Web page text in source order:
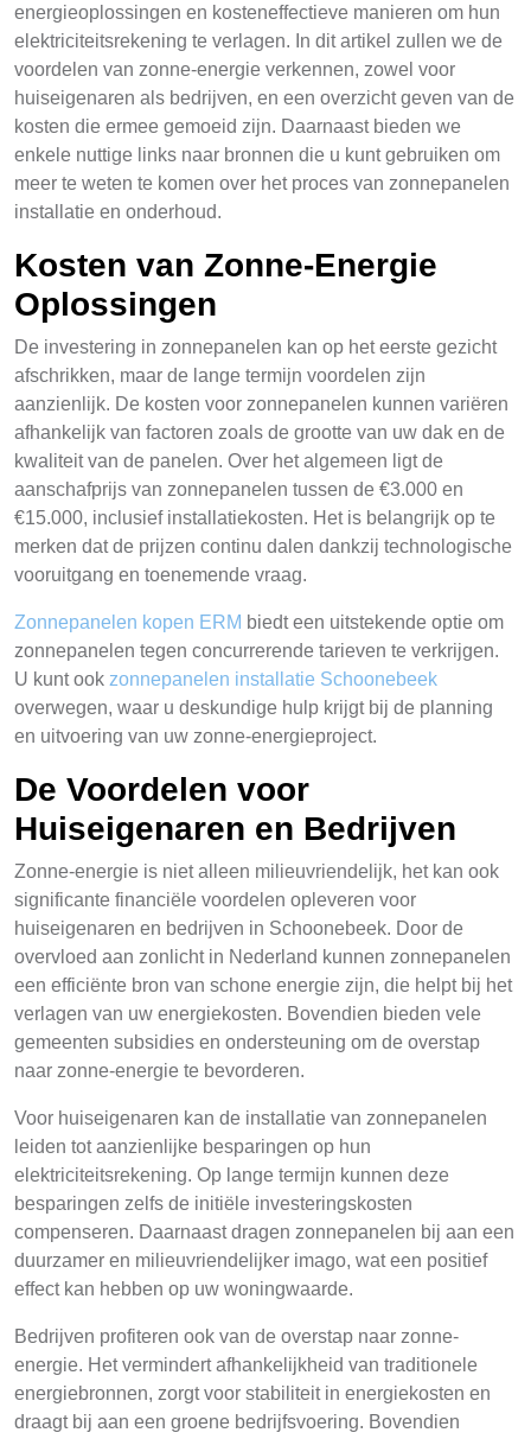
energieoplossingen en kosteneffectieve manieren om hun
elektriciteitsrekening te verlagen. In dit artikel zullen we de
voordelen van zonne-energie verkennen, zowel voor
huiseigenaren als bedrijven, en een overzicht geven van de
kosten die ermee gemoeid zijn. Daarnaast bieden we
enkele nuttige links naar bronnen die u kunt gebruiken om
meer te weten te komen over het proces van zonnepanelen
installatie en onderhoud.
Kosten van Zonne-Energie
Oplossingen
De investering in zonnepanelen kan op het eerste gezicht
afschrikken, maar de lange termijn voordelen zijn
aanzienlijk. De kosten voor zonnepanelen kunnen variëren
afhankelijk van factoren zoals de grootte van uw dak en de
kwaliteit van de panelen. Over het algemeen ligt de
aanschafprijs van zonnepanelen tussen de €3.000 en
€15.000, inclusief installatiekosten. Het is belangrijk op te
merken dat de prijzen continu dalen dankzij technologische
vooruitgang en toenemende vraag.
Zonnepanelen kopen ERM biedt een uitstekende optie om
zonnepanelen tegen concurrerende tarieven te verkrijgen.
U kunt ook zonnepanelen installatie Schoonebeek
overwegen, waar u deskundige hulp krijgt bij de planning
en uitvoering van uw zonne-energieproject.
De Voordelen voor
Huiseigenaren en Bedrijven
Zonne-energie is niet alleen milieuvriendelijk, het kan ook
significante financiële voordelen opleveren voor
huiseigenaren en bedrijven in Schoonebeek. Door de
overvloed aan zonlicht in Nederland kunnen zonnepanelen
een efficiënte bron van schone energie zijn, die helpt bij het
verlagen van uw energiekosten. Bovendien bieden vele
gemeenten subsidies en ondersteuning om de overstap
naar zonne-energie te bevorderen.
Voor huiseigenaren kan de installatie van zonnepanelen
leiden tot aanzienlijke besparingen op hun
elektriciteitsrekening. Op lange termijn kunnen deze
besparingen zelfs de initiële investeringskosten
compenseren. Daarnaast dragen zonnepanelen bij aan een
duurzamer en milieuvriendelijker imago, wat een positief
effect kan hebben op uw woningwaarde.
Bedrijven profiteren ook van de overstap naar zonne-
energie. Het vermindert afhankelijkheid van traditionele
energiebronnen, zorgt voor stabiliteit in energiekosten en
draagt bij aan een groene bedrijfsvoering. Bovendien